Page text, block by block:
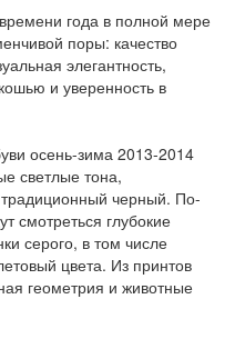
года в полной мере
поры: качество
элегантность,
и уверенность в
осень-зима 2013-2014
светлые тона,
черный. По-
смотреться глубокие
серого, в том числе
цвета. Из принтов
геометрия и животные